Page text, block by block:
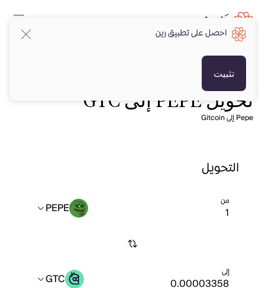
تحويل PEPE إلى GTC
Pepe إلى Gitcoin
التحويل
من PEPE
إلى GTC
احصل على تطبيق رين
تثبيت